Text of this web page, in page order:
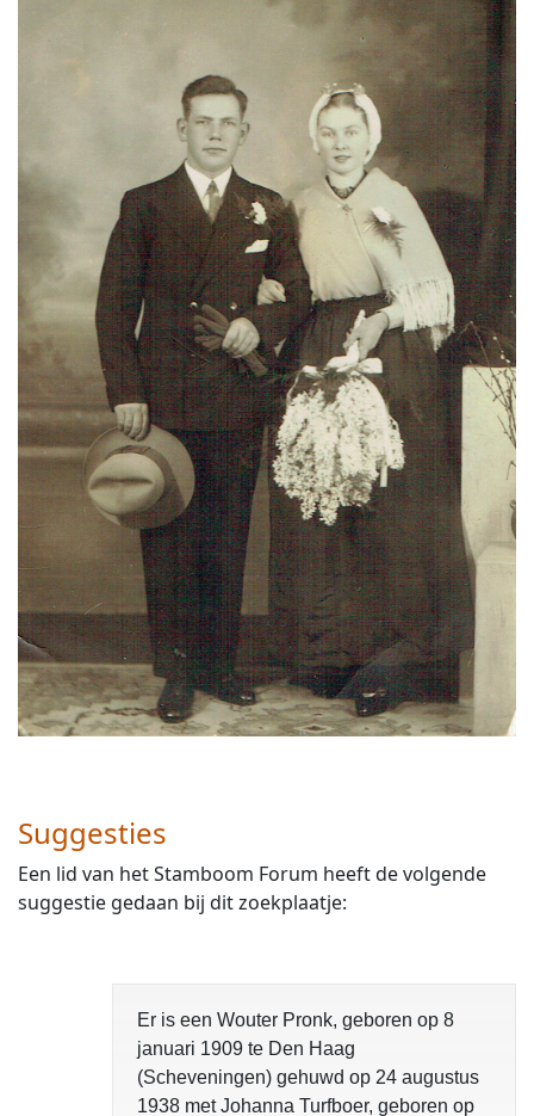
Suggesties
Een lid van het Stamboom Forum heeft de volgende
suggestie gedaan bij dit zoekplaatje:
Er is een Wouter Pronk, geboren op 8
januari 1909 te Den Haag
(Scheveningen) gehuwd op 24 augustus
1938 met Johanna Turfboer, geboren op